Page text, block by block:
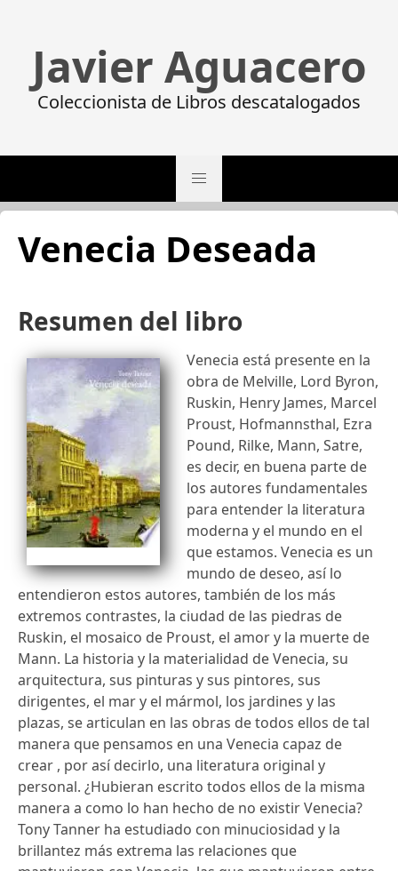
Javier Aguacero
Coleccionista de Libros descatalogados
Venecia Deseada
Resumen del libro
Venecia está presente en la
obra de Melville, Lord Byron,
Ruskin, Henry James, Marcel
Proust, Hofmannsthal, Ezra
Pound, Rilke, Mann, Satre,
es decir, en buena parte de
los autores fundamentales
para entender la literatura
moderna y el mundo en el
que estamos. Venecia es un
mundo de deseo, así lo
entendieron estos autores, también de los más
extremos contrastes, la ciudad de las piedras de
Ruskin, el mosaico de Proust, el amor y la muerte de
Mann. La historia y la materialidad de Venecia, su
arquitectura, sus pinturas y sus pintores, sus
dirigentes, el mar y el mármol, los jardines y las
plazas, se articulan en las obras de todos ellos de tal
manera que pensamos en una Venecia capaz de
crear , por así decirlo, una literatura original y
personal. ¿Hubieran escrito todos ellos de la misma
manera a como lo han hecho de no existir Venecia?
Tony Tanner ha estudiado con minuciosidad y la
brillantez más extrema las relaciones que